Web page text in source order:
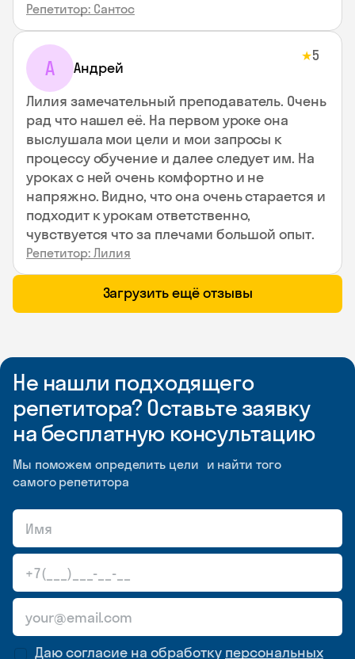
Репетитор: Сантос
А Андрей
★5
Лилия замечательный преподаватель. Очень
рад что нашел её. На первом уроке она
выслушала мои цели и мои запросы к
процессу обучение и далее следует им. На
уроках с ней очень комфортно и не
напряжно. Видно, что она очень старается и
подходит к урокам ответственно,
чувствуется что за плечами большой опыт.
Репетитор: Лилия
Загрузить ещё отзывы
Не нашли подходящего
репетитора? Оставьте заявку
на бесплатную консультацию
Мы поможем определить цели и найти того
самого репетитора
Даю согласие на обработку персональных